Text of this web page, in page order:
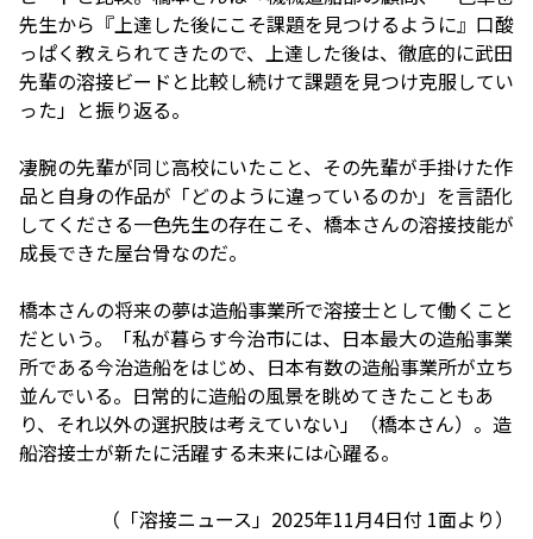
先生から『上達した後にこそ課題を見つけるように』口酸
っぱく教えられてきたので、上達した後は、徹底的に武田
先輩の溶接ビードと比較し続けて課題を見つけ克服してい
った」と振り返る。
凄腕の先輩が同じ高校にいたこと、その先輩が手掛けた作
品と自身の作品が「どのように違っているのか」を言語化
してくださる一色先生の存在こそ、橋本さんの溶接技能が
成長できた屋台骨なのだ。
橋本さんの将来の夢は造船事業所で溶接士として働くこと
だという。「私が暮らす今治市には、日本最大の造船事業
所である今治造船をはじめ、日本有数の造船事業所が立ち
並んでいる。日常的に造船の風景を眺めてきたこともあ
り、それ以外の選択肢は考えていない」（橋本さん）。造
船溶接士が新たに活躍する未来には心躍る。
（「溶接ニュース 」2025年11月4日付 1面より）